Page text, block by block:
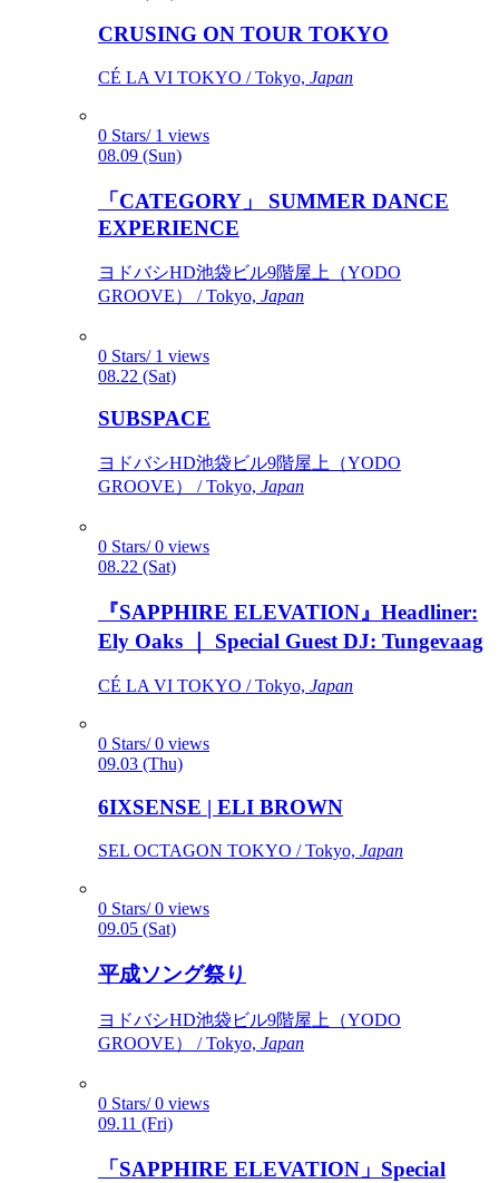
CRUSING ON TOUR TOKYO
CÉ LA VI TOKYO / Tokyo, Japan
0 Stars/ 1 views
08.09 (Sun)
「CATEGORY」 SUMMER DANCE
EXPERIENCE
ヨドバシHD池袋ビル9階屋上（YODO
GROOVE） / Tokyo, Japan
0 Stars/ 1 views
08.22 (Sat)
SUBSPACE
ヨドバシHD池袋ビル9階屋上（YODO
GROOVE） / Tokyo, Japan
0 Stars/ 0 views
08.22 (Sat)
『SAPPHIRE ELEVATION』Headliner:
Ely Oaks ｜ Special Guest DJ: Tungevaag
CÉ LA VI TOKYO / Tokyo, Japan
0 Stars/ 0 views
09.03 (Thu)
6IXSENSE | ELI BROWN
SEL OCTAGON TOKYO / Tokyo, Japan
0 Stars/ 0 views
09.05 (Sat)
平成ソング祭り
ヨドバシHD池袋ビル9階屋上（YODO
GROOVE） / Tokyo, Japan
0 Stars/ 0 views
09.11 (Fri)
「SAPPHIRE ELEVATION」Special